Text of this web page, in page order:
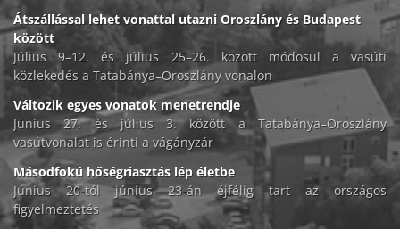
Átszállással lehet vonattal utazni Oroszlány és Budapest
között
Július 9–12. és július 25–26. között módosul a vasúti
közlekedés a Tatabánya–Oroszlány vonalon
Változik egyes vonatok menetrendje
Június 27. és július 3. között a Tatabánya–Oroszlány
vasútvonalat is érinti a vágányzár
Másodfokú hőségriasztás lép életbe
Június 20-tól június 23-án éjfélig tart az országos
figyelmeztetés